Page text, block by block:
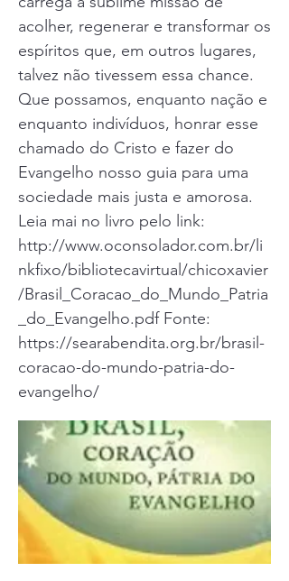
acolher, regenerar e transformar os
espíritos que, em outros lugares,
talvez não tivessem essa chance.
Que possamos, enquanto nação e
enquanto indivíduos, honrar esse
chamado do Cristo e fazer do
Evangelho nosso guia para uma
sociedade mais justa e amorosa.
Leia mai no livro pelo link:
http://www.oconsolador.com.br/li
nkfixo/bibliotecavirtual/chicoxavier
/Brasil_Coracao_do_Mundo_Patria
_do_Evangelho.pdfFonte:
https://searabendita.org.br/brasil-
coracao-do-mundo-patria-do-
evangelho/